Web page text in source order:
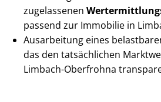
zugelassenen
passend zur Immobilie in
Ausarbeitung eines
das den tatsächlichen
Limbach-Oberfrohna